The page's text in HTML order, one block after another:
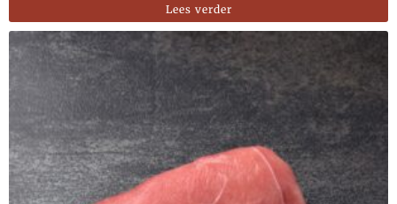
Lees verder